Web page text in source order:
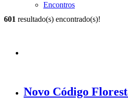
Encontros
601 resultado(s) encontrado(s)!
Novo Código